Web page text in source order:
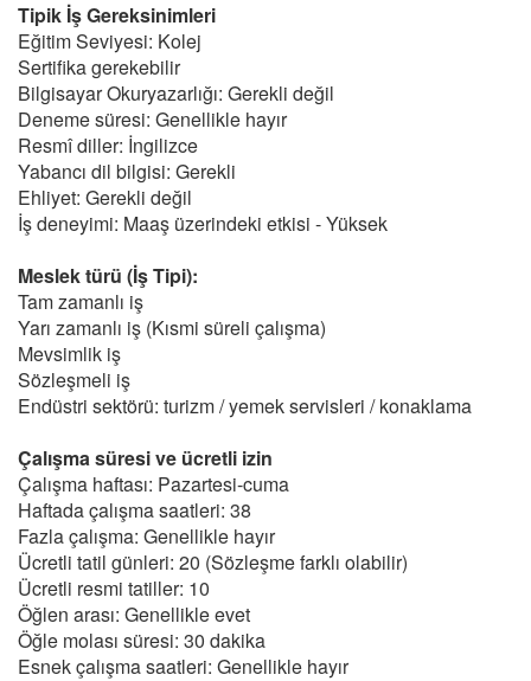
Tipik İş Gereksinimleri
Eğitim Seviyesi: Kolej
Sertifika gerekebilir
Bilgisayar Okuryazarlığı: Gerekli değil
Deneme süresi: Genellikle hayır
Resmî diller: İngilizce
Yabancı dil bilgisi: Gerekli
Ehliyet: Gerekli değil
İş deneyimi: Maaş üzerindeki etkisi - Yüksek
Meslek türü (İş Tipi):
Tam zamanlı iş
Yarı zamanlı iş (Kısmi süreli çalışma)
Mevsimlik iş
Sözleşmeli iş
Endüstri sektörü: turizm / yemek servisleri / konaklama
Çalışma süresi ve ücretli izin
Çalışma haftası: Pazartesi-cuma
Haftada çalışma saatleri: 38
Fazla çalışma: Genellikle hayır
Ücretli tatil günleri: 20 (Sözleşme farklı olabilir)
Ücretli resmi tatiller: 10
Öğlen arası: Genellikle evet
Öğle molası süresi: 30 dakika
Esnek çalışma saatleri: Genellikle hayır